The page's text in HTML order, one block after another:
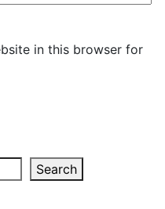
in this browser for
Search